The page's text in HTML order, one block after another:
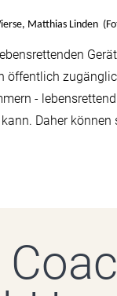
Matthias Linden
-
Daher